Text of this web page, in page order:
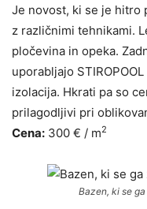
Je novost, ki se je hitro
z različnimi tehnikami.
pločevina in opeka.
uporabljajo
izolacija. Hkrati pa so
prilagodljivi pri
Cena: 300 € / m2
Bazen, ki se